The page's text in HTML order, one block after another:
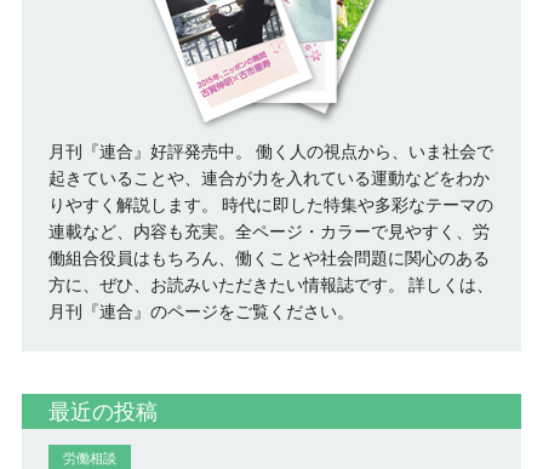
月刊『連合』好評発売中。 働く人の視点から、いま社会で
起きていることや、連合が力を入れている運動などをわか
りやすく解説します。 時代に即した特集や多彩なテーマの
連載など、内容も充実。全ページ・カラーで見やすく、労
働組合役員はもちろん、働くことや社会問題に関心のある
方に、ぜひ、お読みいただきたい情報誌です。 詳しくは、
月刊『連合』のページをご覧ください。
最近の投稿
労働相談